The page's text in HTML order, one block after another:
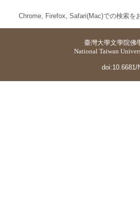
Chrome, Firefox, Safari(Mac)での検索を
臺灣大學文學院佛
National Taiwan
doi:10.6681/